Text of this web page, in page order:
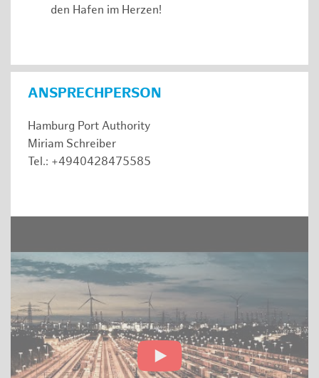
den Hafen im Herzen!
ANSPRECHPERSON
Hamburg Port Authority
Miriam Schreiber
Tel.: +4940428475585